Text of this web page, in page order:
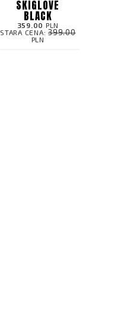
SKIGLOVE
BLACK
359.00 PLN
STARA CENA: 399.00
PLN